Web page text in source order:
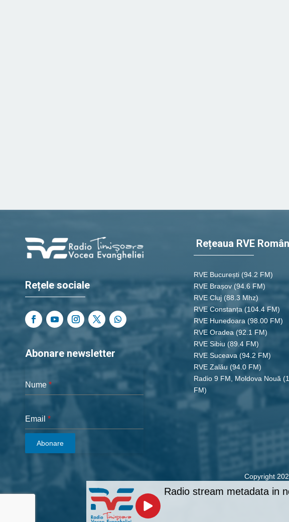
Rețele sociale
Abonare newsletter
Nume *
Email *
Abonare
Rețeaua RVE
RVE București (94.2 FM)
RVE Brașov (94.6 FM)
RVE Cluj (88.3 Mhz)
RVE Constanța (104.4 FM)
RVE Hunedoara (98.00 FM)
RVE Oradea (92.1 FM)
RVE Sibiu (89.4 FM)
RVE Suceava (94.2 FM)
RVE Zalău (94.0 FM)
Radio 9 FM, Moldova Nouă
FM)
Copyright
Radio stream metadata in